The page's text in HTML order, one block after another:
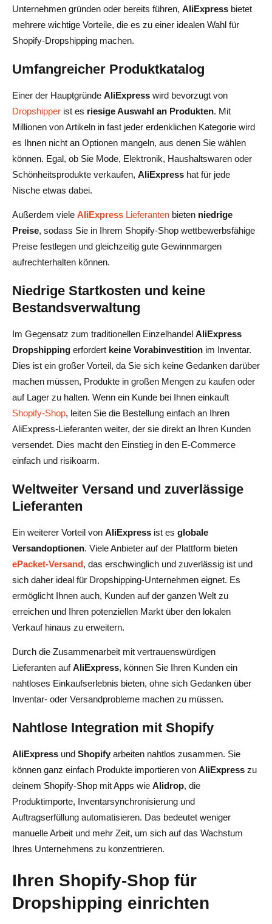
Unternehmen gründen oder bereits führen, AliExpress bietet
mehrere wichtige Vorteile, die es zu einer idealen Wahl für
Shopify-Dropshipping machen.
Umfangreicher Produktkatalog
Einer der Hauptgründe AliExpress wird bevorzugt von
Dropshipper ist es riesige Auswahl an Produkten. Mit
Millionen von Artikeln in fast jeder erdenklichen Kategorie wird
es Ihnen nicht an Optionen mangeln, aus denen Sie wählen
können. Egal, ob Sie Mode, Elektronik, Haushaltswaren oder
Schönheitsprodukte verkaufen, AliExpress hat für jede
Nische etwas dabei.
Außerdem viele AliExpress Lieferanten bieten niedrige
Preise, sodass Sie in Ihrem Shopify-Shop wettbewerbsfähige
Preise festlegen und gleichzeitig gute Gewinnmargen
aufrechterhalten können.
Niedrige Startkosten und keine
Bestandsverwaltung
Im Gegensatz zum traditionellen Einzelhandel AliExpress
Dropshipping erfordert keine Vorabinvestition im Inventar.
Dies ist ein großer Vorteil, da Sie sich keine Gedanken darüber
machen müssen, Produkte in großen Mengen zu kaufen oder
auf Lager zu halten. Wenn ein Kunde bei Ihnen einkauft
Shopify-Shop, leiten Sie die Bestellung einfach an Ihren
AliExpress-Lieferanten weiter, der sie direkt an Ihren Kunden
versendet. Dies macht den Einstieg in den E-Commerce
einfach und risikoarm.
Weltweiter Versand und zuverlässige
Lieferanten
Ein weiterer Vorteil von AliExpress ist es globale
Versandoptionen. Viele Anbieter auf der Plattform bieten
ePacket-Versand, das erschwinglich und zuverlässig ist und
sich daher ideal für Dropshipping-Unternehmen eignet. Es
ermöglicht Ihnen auch, Kunden auf der ganzen Welt zu
erreichen und Ihren potenziellen Markt über den lokalen
Verkauf hinaus zu erweitern.
Durch die Zusammenarbeit mit vertrauenswürdigen
Lieferanten aufAliExpress, können Sie Ihren Kunden ein
nahtloses Einkaufserlebnis bieten, ohne sich Gedanken über
Inventar- oder Versandprobleme machen zu müssen.
Nahtlose Integration mit Shopify
AliExpress und Shopify arbeiten nahtlos zusammen. Sie
können ganz einfach Produkte importieren von AliExpress zu
deinem Shopify-Shop mit Apps wie Alidrop, die
Produktimporte, Inventarsynchronisierung und
Auftragserfüllung automatisieren. Das bedeutet weniger
manuelle Arbeit und mehr Zeit, um sich auf das Wachstum
Ihres Unternehmens zu konzentrieren.
Ihren Shopify-Shop für
Dropshipping einrichten